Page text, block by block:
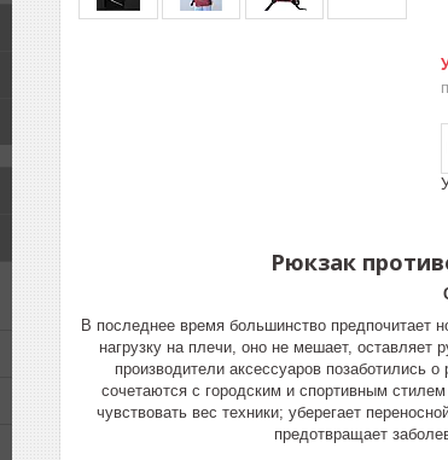
Рюкзак
В последнее время большинство предпочитает
нагрузку на плечи, оно не мешает,
производители аксессуаров позаботились
сочетаются с городским и спортивным
чувствовать вес техники; уберегает
предотвращает